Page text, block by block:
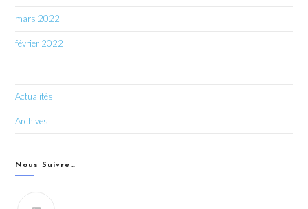
mars 2022
février 2022
Actualités
Archives
Nous Suivre…